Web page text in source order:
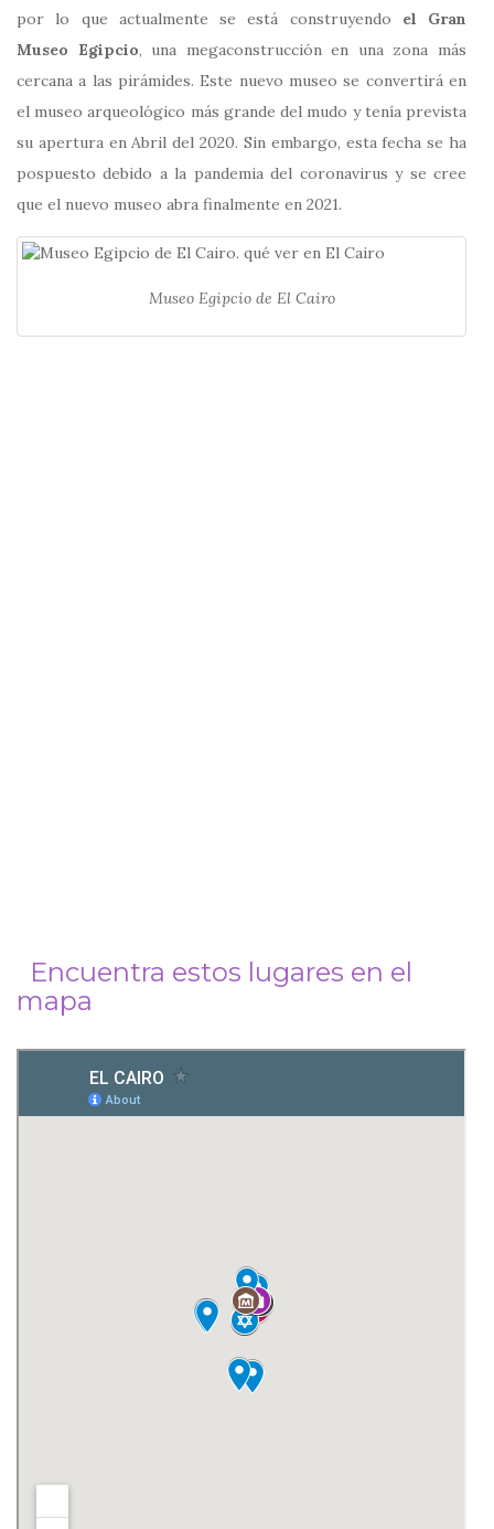
por lo que actualmente se está construyendo el Gran
Museo Egipcio, una megaconstrucción en una zona más
cercana a las pirámides. Este nuevo museo se convertirá en
el museo arqueológico más grande del mudo y tenía prevista
su apertura en Abril del 2020. Sin embargo, esta fecha se ha
pospuesto debido a la pandemia del coronavirus y se cree
que el nuevo museo abra finalmente en 2021.
Museo Egipcio de El Cairo
Encuentra estos lugares en el
mapa